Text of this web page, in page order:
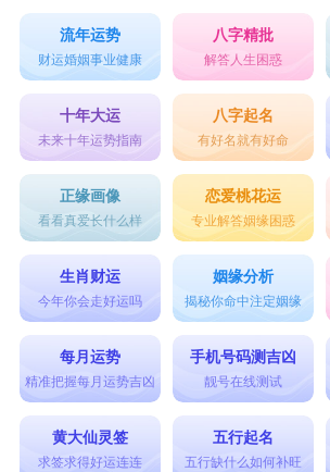
流年运势
财运婚姻事业健康
八字精批
解答人生困惑
十年大运
未来十年运势指南
八字起名
有好名就有好命
正缘画像
看看真爱长什么样
恋爱桃花运
专业解答姻缘困惑
生肖财运
今年你会走好运吗
姻缘分析
揭秘你命中注定姻缘
每月运势
精准把握每月运势吉凶
手机号码测吉凶
靓号在线测试
黄大仙灵签
求签求得好运连连
五行起名
五行缺什么如何补旺